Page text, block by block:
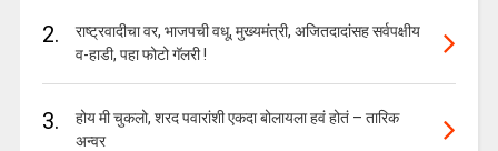
2.
राष्ट्रवादीचा वर, भाजपची वधू, मुख्यमंत्री, अजितदादांसह सर्वपक्षीय
व-हाडी, पहा फोटो गॅलरी !
3.
होय मी चुकलो, शरद पवारांशी एकदा बोलायला हवं होतं – तारिक
अन्वर